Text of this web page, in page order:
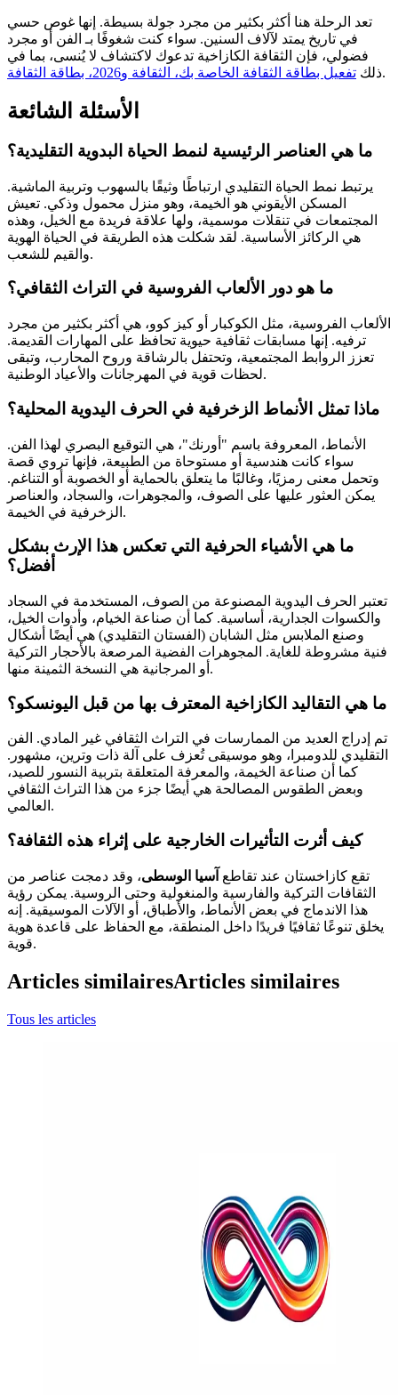
تعد الرحلة هنا أكثر بكثير من مجرد جولة بسيطة. إنها غوص حسي
في تاريخ يمتد لآلاف السنين. سواء كنت شغوفًا بـ الفن أو مجرد
فضولي، فإن الثقافة الكازاخية تدعوك لاكتشاف لا يُنسى، بما في
ذلك تفعيل بطاقة الثقافة الخاصة بك، الثقافة و2026، بطاقة الثقافة .
الأسئلة الشائعة
ما هي العناصر الرئيسية لنمط الحياة البدوية التقليدية؟
يرتبط نمط الحياة التقليدي ارتباطًا وثيقًا بالسهوب وتربية الماشية.
المسكن الأيقوني هو الخيمة، وهو منزل محمول وذكي. تعيش
المجتمعات في تنقلات موسمية، ولها علاقة فريدة مع الخيل، وهذه
هي الركائز الأساسية. لقد شكلت هذه الطريقة في الحياة الهوية
والقيم للشعب.
ما هو دور الألعاب الفروسية في التراث الثقافي؟
الألعاب الفروسية، مثل الكوكبار أو كيز كوو، هي أكثر بكثير من مجرد
ترفيه. إنها مسابقات ثقافية حيوية تحافظ على المهارات القديمة.
تعزز الروابط المجتمعية، وتحتفل بالرشاقة وروح المحارب، وتبقى
لحظات قوية في المهرجانات والأعياد الوطنية.
ماذا تمثل الأنماط الزخرفية في الحرف اليدوية المحلية؟
الأنماط، المعروفة باسم "أورنك"، هي التوقيع البصري لهذا الفن.
سواء كانت هندسية أو مستوحاة من الطبيعة، فإنها تروي قصة
وتحمل معنى رمزيًا، وغالبًا ما يتعلق بالحماية أو الخصوبة أو التناغم.
يمكن العثور عليها على الصوف، والمجوهرات، والسجاد، والعناصر
الزخرفية في الخيمة.
ما هي الأشياء الحرفية التي تعكس هذا الإرث بشكل
أفضل؟
تعتبر الحرف اليدوية المصنوعة من الصوف، المستخدمة في السجاد
والكسوات الجدارية، أساسية. كما أن صناعة الخيام، وأدوات الخيل،
وصنع الملابس مثل الشابان (الفستان التقليدي) هي أيضًا أشكال
فنية مشروطة للغاية. المجوهرات الفضية المرصعة بالأحجار التركية
أو المرجانية هي النسخة الثمينة منها.
ما هي التقاليد الكازاخية المعترف بها من قبل اليونسكو؟
تم إدراج العديد من الممارسات في التراث الثقافي غير المادي. الفن
التقليدي للدومبرا، وهو موسيقى تُعزف على آلة ذات وترين، مشهور.
كما أن صناعة الخيمة، والمعرفة المتعلقة بتربية النسور للصيد،
وبعض الطقوس المصالحة هي أيضًا جزء من هذا التراث الثقافي
العالمي.
كيف أثرت التأثيرات الخارجية على إثراء هذه الثقافة؟
تقع كازاخستان عند تقاطع آسيا الوسطى، وقد دمجت عناصر من
الثقافات التركية والفارسية والمنغولية وحتى الروسية. يمكن رؤية
هذا الاندماج في بعض الأنماط، والأطباق، أو الآلات الموسيقية. إنه
يخلق تنوعًا ثقافيًا فريدًا داخل المنطقة، مع الحفاظ على قاعدة هوية
قوية.
Articles similairesArticles similaires
Tous les articles